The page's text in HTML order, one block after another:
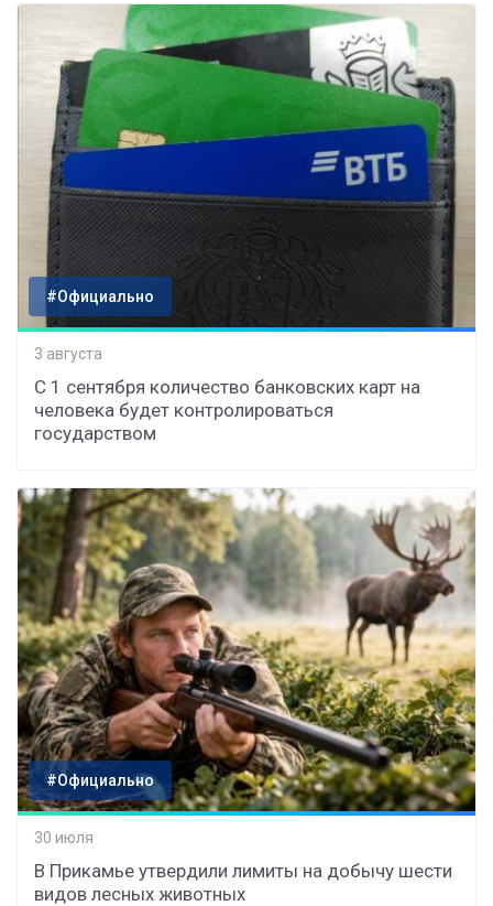
#Официально
3 августа
С 1 сентября количество банковских карт на
человека будет контролироваться
государством
#Официально
30 июля
В Прикамье утвердили лимиты на добычу шести
видов лесных животных